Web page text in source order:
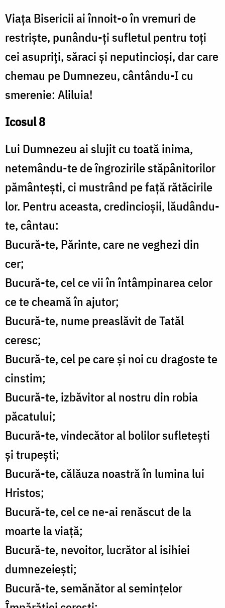
Viaţa Bisericii ai înnoit-o în vremuri de
restrişte, punându-ţi sufletul pentru toţi
cei asupriţi, săraci şi neputincioşi, dar care
chemau pe Dumnezeu, cântându-I cu
smerenie: Aliluia!
Icosul 8
Lui Dumnezeu ai slujit cu toată inima,
netemându-te de îngrozirile stăpânitorilor
pământeşti, ci mustrând pe faţă rătăcirile
lor. Pentru aceasta, credincioşii, lăudându-
te, cântau:
Bucură-te, Părinte, care ne veghezi din
cer;
Bucură-te, cel ce vii în întâmpinarea celor
ce te cheamă în ajutor;
Bucură-te, nume preaslăvit de Tatăl
ceresc;
Bucură-te, cel pe care şi noi cu dragoste te
cinstim;
Bucură-te, izbăvitor al nostru din robia
păcatului;
Bucură-te, vindecător al bolilor sufleteşti
şi trupeşti;
Bucură-te, călăuza noastră în lumina lui
Hristos;
Bucură-te, cel ce ne-ai renăscut de la
moarte la viaţă;
Bucură-te, nevoitor, lucrător al isihiei
dumnezeieşti;
Bucură-te, semănător al seminţelor